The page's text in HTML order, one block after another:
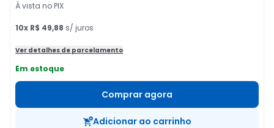
À vista no PIX
10x R$ 49,88 s/ juros
Ver detalhes de parcelamento
Em estoque
Comprar agora
Adicionar ao carrinho